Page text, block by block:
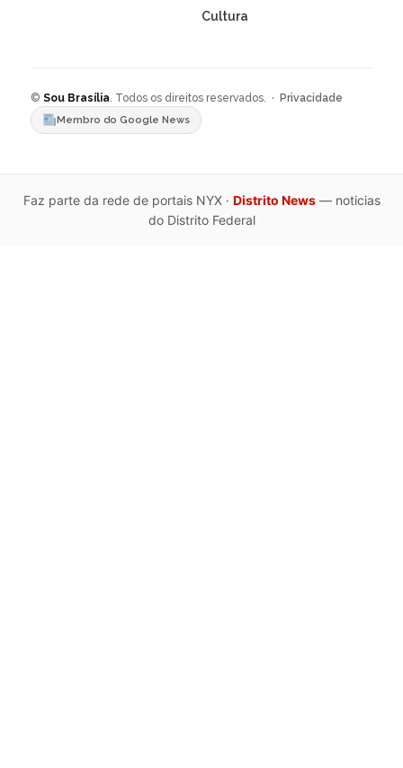
Cultura
© Sou Brasília. Todos os direitos reservados. · Privacidade
Membro do Google News
Faz parte da rede de portais NYX · Distrito News— noticias
do Distrito Federal